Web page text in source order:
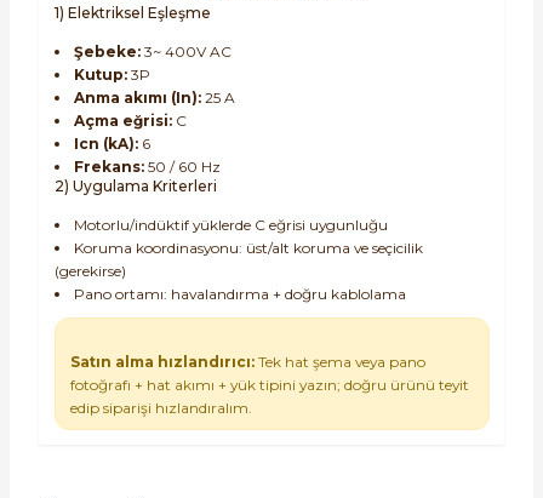
1) Elektriksel Eşleşme
Şebeke: 3~ 400V AC
Kutup: 3P
Anma akımı (In): 25 A
Açma eğrisi: C
Icn (kA): 6
Frekans: 50 / 60 Hz
2) Uygulama Kriterleri
Motorlu/indüktif yüklerde C eğrisi uygunluğu
Koruma koordinasyonu: üst/alt koruma ve seçicilik
(gerekirse)
Pano ortamı: havalandırma + doğru kablolama
Satın alma hızlandırıcı: Tek hat şema veya pano
fotoğrafı + hat akımı + yük tipini yazın; doğru ürünü teyit
edip siparişi hızlandıralım.